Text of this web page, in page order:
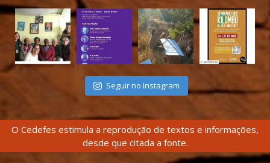
Seguir no Instagram
O Cedefes estimula a reprodução de textos e informações,
desde que citada a fonte.